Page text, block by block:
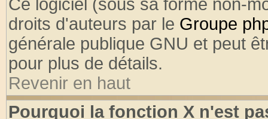
Ce logiciel (sous sa forme non-
droits d'auteurs par le Groupe
générale publique GNU et peut
pour plus de détails.
Revenir en haut
Pourquoi la fonction X n'est